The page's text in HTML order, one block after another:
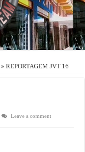
» REPORTAGEM JVT 16
Leave a comment